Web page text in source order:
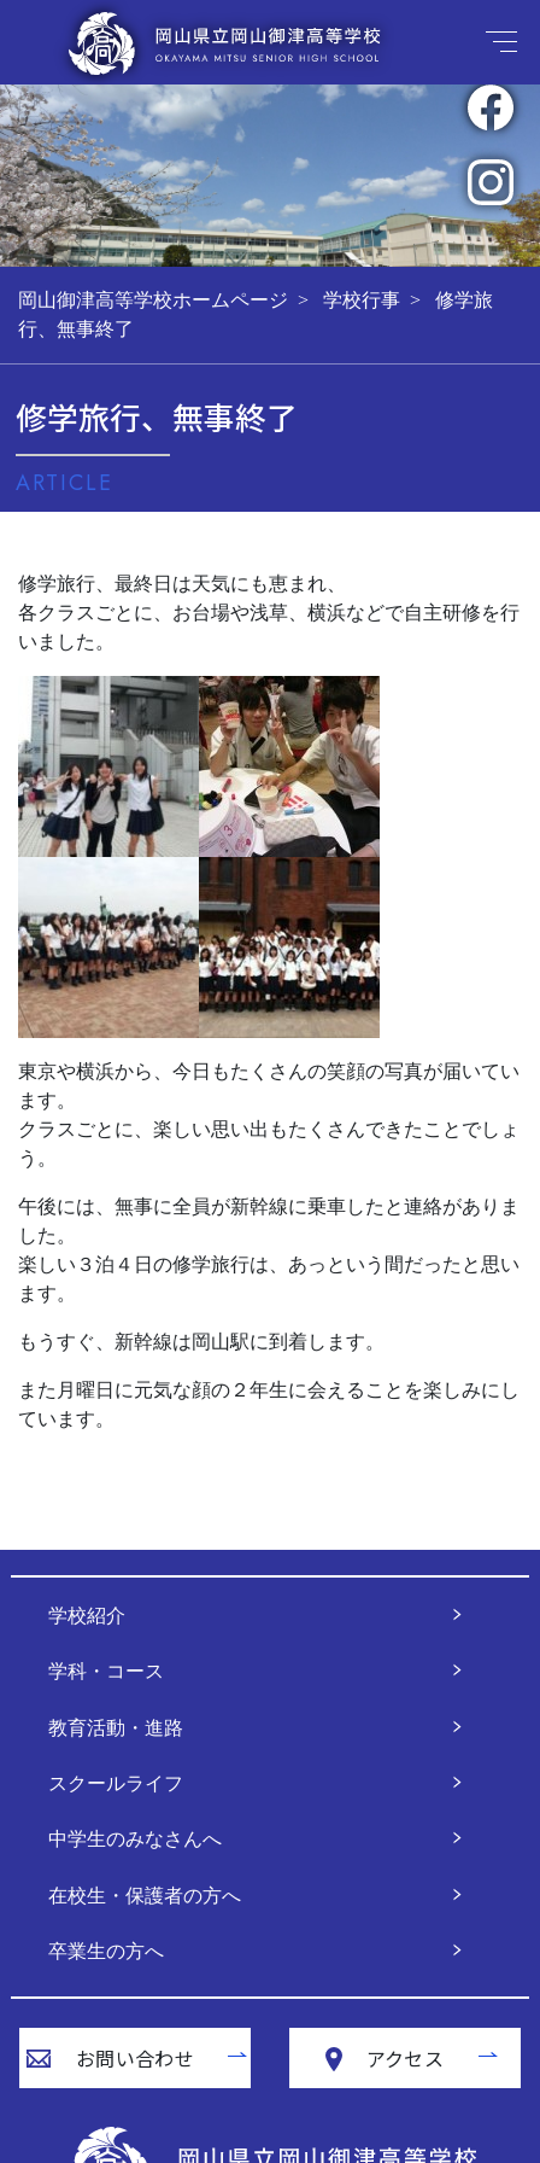
岡山御津高等学校ホームページ 学校行事
修学旅
行、無事終了
修学旅行、無事終了
ARTICLE
修学旅行、最終日は天気にも恵まれ、
各クラスごとに、お台場や浅草、横浜などで自主研修を行
いました。
東京や横浜から、今日もたくさんの笑顔の写真が届いてい
ます。
クラスごとに、楽しい思い出もたくさんできたことでしょ
う。
午後には、無事に全員が新幹線に乗車したと連絡がありま
した。
楽しい３泊４日の修学旅行は、あっという間だったと思い
ます。
もうすぐ、新幹線は岡山駅に到着します。
また月曜日に元気な顔の２年生に会えることを楽しみにし
ています。
学校紹介
学科・コース
教育活動・進路
スクールライフ
中学生のみなさんへ
在校生・保護者の方へ
卒業生の方へ
お問い合わせ アクセス